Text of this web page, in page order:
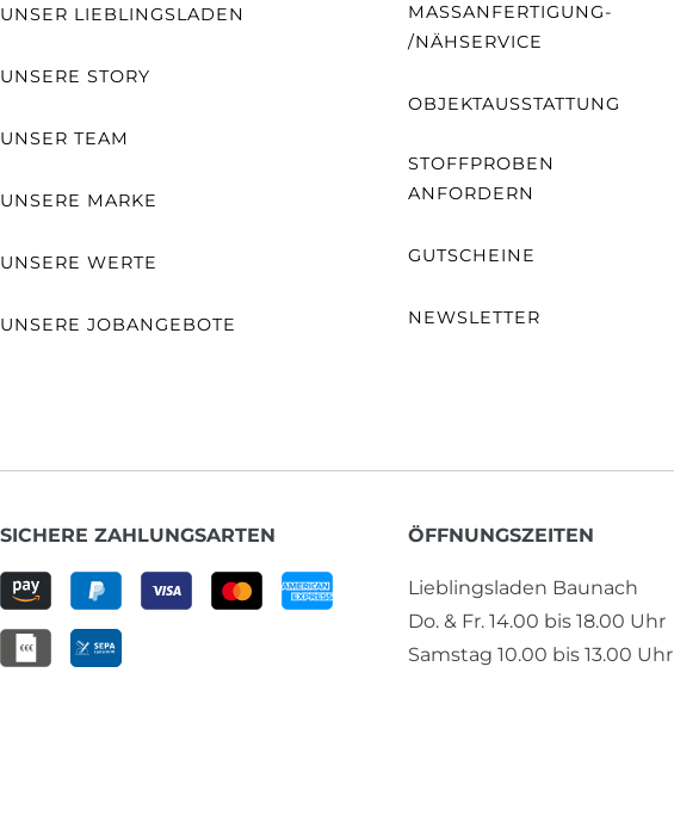
UNSER LIEBLINGSLADEN
UNSERE STORY
UNSER TEAM
UNSERE MARKE
UNSERE WERTE
UNSERE JOBANGEBOTE
MASSANFERTIGUNG- /
NÄHSERVICE
OBJEKTAUSSTATTUNG
STOFFPROBEN
ANFORDERN
GUTSCHEINE
NEWSLETTER
SICHERE ZAHLUNGSARTEN ÖFFNUNGSZEITEN
Lieblingsladen Baunach
Do. & Fr. 14.00 bis 18.00 Uhr
Samstag 10.00 bis 13.00 Uhr